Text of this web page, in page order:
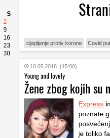
S
2
9
16
23
30
cijepljenje protiv korone Covid
18.05.2018. (15:00)
Young and lovely
Žene zbog kojih su
Express
poznate
je toliko